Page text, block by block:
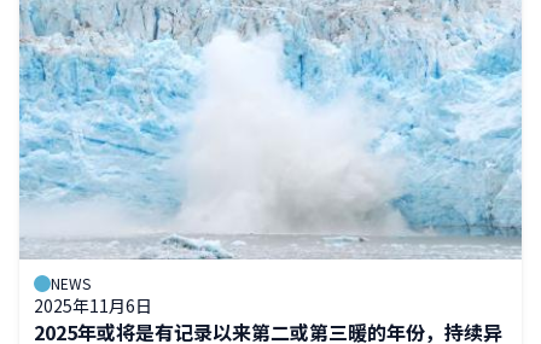
NEWS
2025年11月6日
2025年或将是有记录以来第二或第三暖的年份，持续异